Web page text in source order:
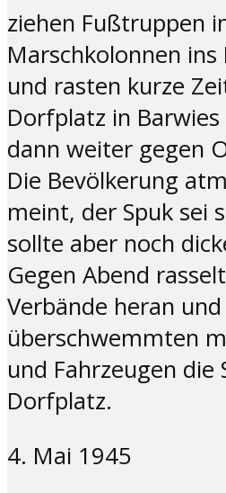
ziehen Fußtruppen
Marschkolonnen
und rasten kurze
Dorfplatz in
dann weiter gegen
Die Bevölkerung
meint, der Spuk sei
sollte aber noch
Gegen Abend
Verbände heran und
überschwemmten
und Fahrzeugen die
Dorfplatz.
4. Mai 1945